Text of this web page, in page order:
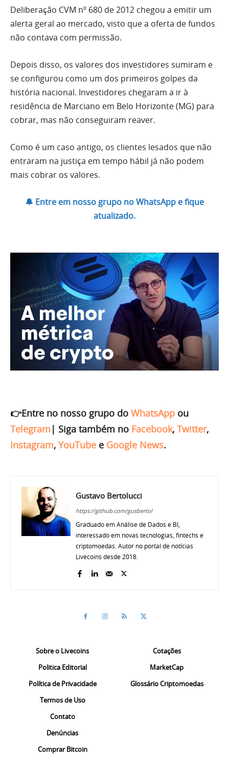
Deliberação CVM nº 680 de 2012 chegou a emitir um
alerta geral ao mercado, visto que a oferta de fundos
não contava com permissão.
Depois disso, os valores dos investidores sumiram e
se configurou como um dos primeiros golpes da
história nacional. Investidores chegaram a ir à
residência de Marciano em Belo Horizonte (MG) para
cobrar, mas não conseguiram reaver.
Como é um caso antigo, os clientes lesados que não
entraram na justiça em tempo hábil já não podem
mais cobrar os valores.
🔔 Entre em nosso grupo no WhatsApp e fique
atualizado.
👉Entre no nosso grupo do WhatsApp ou
Telegram | Siga também no Facebook, Twitter,
Instagram, YouTube e Google News.
Gustavo Bertolucci
https://github.com/gusbertol
Graduado em Análise de Dados e BI,
interessado em novas tecnologias, fintechs e
criptomoedas. Autor no portal de notícias
Livecoins desde 2018.
Sobre o Livecoins
Politica Editorial
Política de Privacidade
Termos de Uso
Contato
Denúncias
Comprar Bitcoin
Cotações
MarketCap
Glossário Criptomoedas